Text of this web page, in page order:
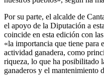
Por su parte, el alcalde de
el apoyo de la Diputación a
coincide en esta edición con
«la importancia que tiene para
actividad ganadera, como
riqueza, lo que ha posibilitado
ganaderos y el mantenimiento